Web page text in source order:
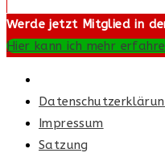
Werde jetzt Mitglied in
Hier kann ich mehr
Impressum
Satzung